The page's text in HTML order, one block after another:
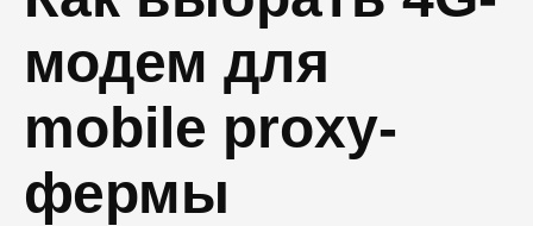
модем для
mobile proxy-
фермы